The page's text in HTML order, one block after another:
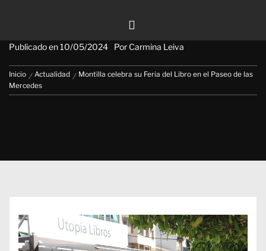
Publicado en10/05/2024 Por Carmina Leiva
Inicio Actualidad
Montilla celebra su Feria del Libro en el Paseo de las
Mercedes